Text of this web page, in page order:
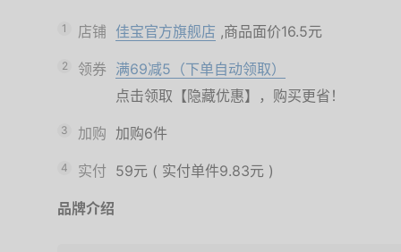
1 店铺 佳宝官方旗舰店 ,商品面价16.5元
2 领券 满69减5（下单自动领取）
点击领取【隐藏优惠】，购买更省！
3 加购 加购6件
4 实付 59元 ( 实付单件9.83元 )
品牌介绍